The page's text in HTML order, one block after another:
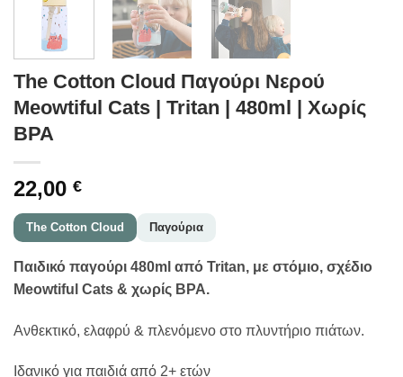
The Cotton Cloud Παγούρι Νερού
Meowtiful Cats | Tritan | 480ml | Χωρίς
BPA
22,00 €
The Cotton Cloud Παγούρια
Παιδικό παγούρι 480ml από Tritan, με στόμιο, σχέδιο
Meowtiful Cats & χωρίς BPA.
Ανθεκτικό, ελαφρύ & πλενόμενο στο πλυντήριο πιάτων.
Ιδανικό για παιδιά από 2+ ετών